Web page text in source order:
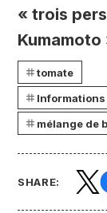
« trois
Kumamoto
tomate
mélange de
SHARE: